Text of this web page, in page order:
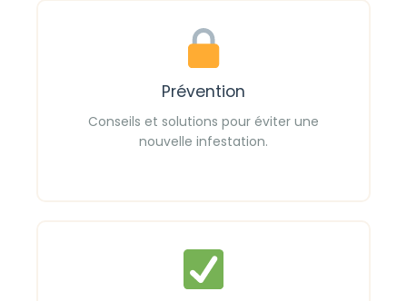
Prévention
Conseils et solutions pour éviter une
nouvelle infestation.